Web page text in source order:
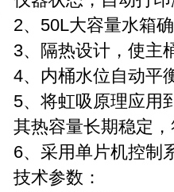
2、50L大容量水箱
3、隔热设计，使主
4、内桶水位自动平
5、将虹吸原理应用
其热容量长期稳定
6、采用单片机控制
技术参数：